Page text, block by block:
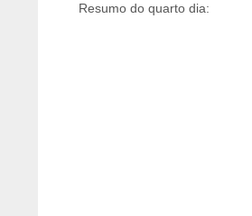
Resumo do quarto dia: